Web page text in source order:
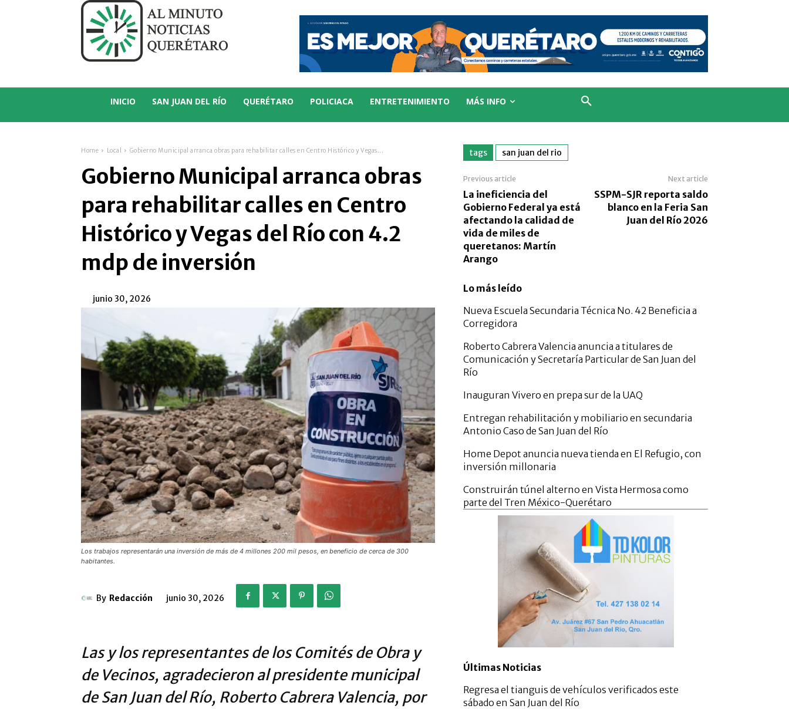
INICIO SAN JUAN DEL RÍO QUERÉTARO POLICIACA ENTRETENIMIENTO MÁS INFO
Home Local Gobierno Municipal arranca obras para rehabilitar calles en Centro Histórico y Vegas...
Gobierno Municipal arranca obras
para rehabilitar calles en Centro
Histórico y Vegas del Río con 4.2
mdp de inversión
junio 30, 2026
Los trabajos representarán una inversión de más de 4 millones 200 mil pesos, en beneficio de cerca de 300
habitantes.
By Redacción junio 30, 2026
Las y los representantes de los Comités de Obra y
de Vecinos, agradecieron al presidente municipal
de San Juan del Río, Roberto Cabrera Valencia, por
tags san juan del rio
Previous article
La ineficiencia del
Gobierno Federal ya está
afectando la calidad de
vida de miles de
queretanos: Martín
Arango
Next article
SSPM-SJR reporta saldo
blanco en la Feria San
Juan del Río 2026
Lo más leído
Nueva Escuela Secundaria Técnica No. 42 Beneficia a
Corregidora
Roberto Cabrera Valencia anuncia a titulares de
Comunicación y Secretaría Particular de San Juan del
Río
Inauguran Vivero en prepa sur de la UAQ
Entregan rehabilitación y mobiliario en secundaria
Antonio Caso de San Juan del Río
Home Depot anuncia nueva tienda en El Refugio, con
inversión millonaria
Construirán túnel alterno en Vista Hermosa como
parte del Tren México-Querétaro
Últimas Noticias
Regresa el tianguis de vehículos verificados este
sábado en San Juan del Río